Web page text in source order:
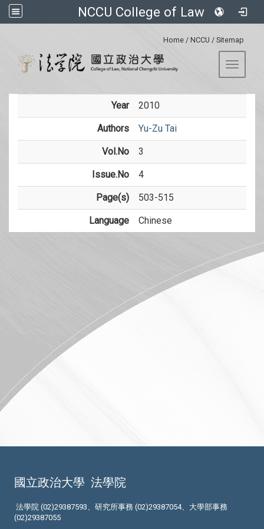
NCCU College of Law
Home / NCCU / Sitemap
Toggle
Year 2010
Authors Yu-Zu Tai
Vol.No 3
Issue.No 4
Page(s) 503-515
Language Chinese
國立政治大學 法學院
法學院 (02)29387593、研究所事務 (02)29387054、大學部事務
(02)29387055